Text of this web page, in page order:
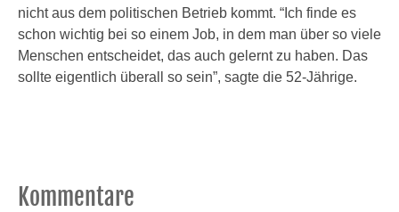
nicht aus dem politischen Betrieb kommt. “Ich finde es
schon wichtig bei so einem Job, in dem man über so viele
Menschen entscheidet, das auch gelernt zu haben. Das
sollte eigentlich überall so sein”, sagte die 52-Jährige.
Kommentare